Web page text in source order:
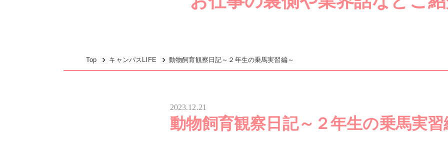
Top キャンパスLIFE 動物飼育観察日記～２年生の乗馬実習編～
2023.12.21
動物飼育観察日記～２年生の乗馬実習